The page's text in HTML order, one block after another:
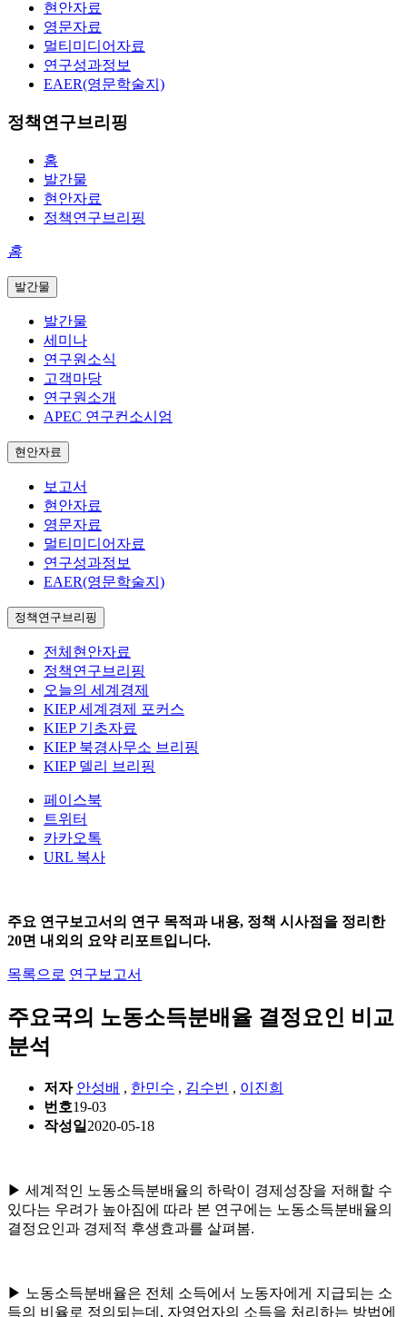
현안자료
영문자료
멀티미디어자료
연구성과정보
EAER(영문학술지)
정책연구브리핑
홈
발간물
현안자료
정책연구브리핑
홈
발간물
발간물
세미나
연구원소식
고객마당
연구원소개
APEC 연구컨소시엄
현안자료
보고서
현안자료
영문자료
멀티미디어자료
연구성과정보
EAER(영문학술지)
정책연구브리핑
전체현안자료
정책연구브리핑
오늘의 세계경제
KIEP 세계경제 포커스
KIEP 기초자료
KIEP 북경사무소 브리핑
KIEP 델리 브리핑
페이스북
트위터
카카오톡
URL 복사
주요 연구보고서의 연구 목적과 내용, 정책 시사점을 정리한
20면 내외의 요약 리포트입니다.
목록으로 연구보고서
주요국의 노동소득분배율 결정요인 비교
분석
저자 안성배 , 한민수 , 김수빈 , 이진희
번호19-03
작성일 2020-05-18
▶ 세계적인 노동소득분배율의 하락이 경제성장을 저해할 수
있다는 우려가 높아짐에 따라 본 연구에는 노동소득분배율의
결정요인과 경제적 후생효과를 살펴봄.
▶ 노동소득분배율은 전체 소득에서 노동자에게 지급되는 소
득의 비율로 정의되는데, 자영업자의 소득을 처리하는 방법에